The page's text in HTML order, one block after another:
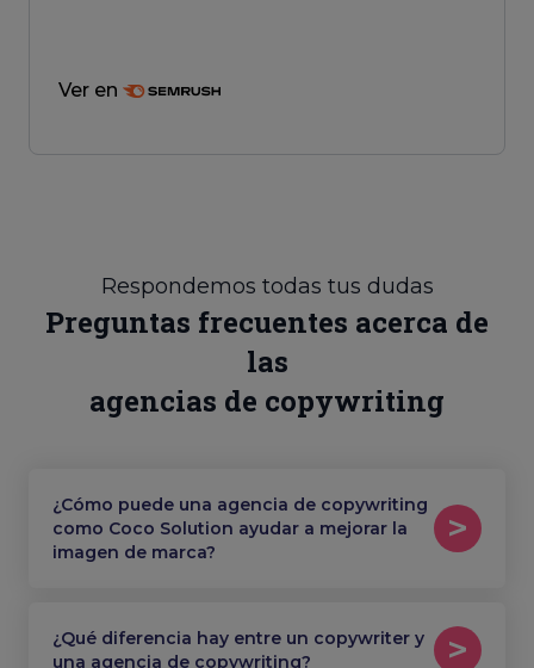
Ver en
Respondemos todas tus dudas
Preguntas frecuentes acerca de
las
agencias de copywriting
¿Cómo puede una agencia de copywriting
como Coco Solution ayudar a mejorar la
imagen de marca?
¿Qué diferencia hay entre un copywriter y
una agencia de copywriting?